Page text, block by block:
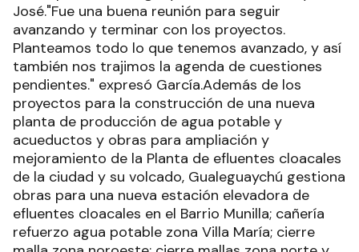
José."Fue una buena reunión para seguir
avanzando y terminar con los proyectos.
Planteamos todo lo que tenemos avanzado, y así
también nos trajimos la agenda de cuestiones
pendientes." expresó García.Además de los
proyectos para la construcción de una nueva
planta de producción de agua potable y
acueductos y obras para ampliación y
mejoramiento de la Planta de efluentes cloacales
de la ciudad y su volcado, Gualeguaychú gestiona
obras para una nueva estación elevadora de
efluentes cloacales en el Barrio Munilla; cañería
refuerzo agua potable zona Villa María; cierre